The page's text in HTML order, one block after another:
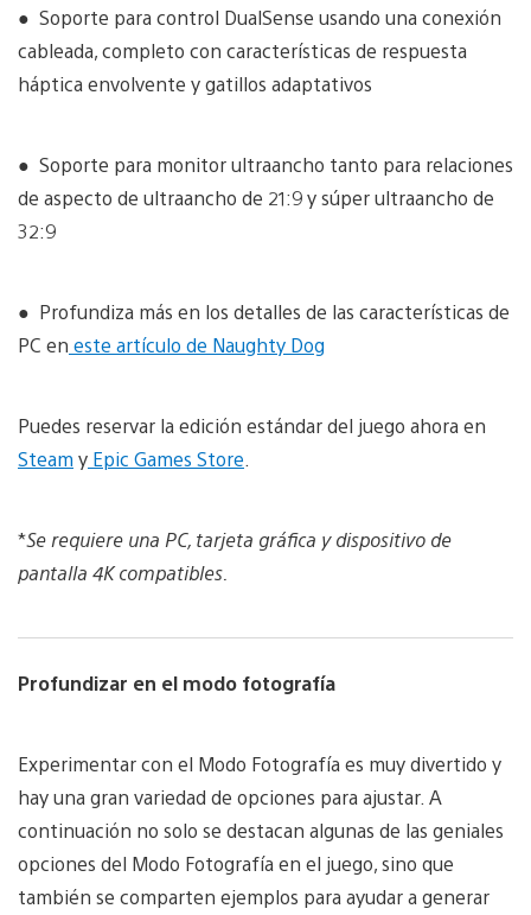
● Soporte para control DualSense usando una conexión
cableada, completo con características de respuesta
háptica envolvente y gatillos adaptativos
● Soporte para monitor ultraancho tanto para relaciones
de aspecto de ultraancho de 21:9 y súper ultraancho de
32:9
● Profundiza más en los detalles de las características de
PC en este artículo de Naughty Dog
Puedes reservar la edición estándar del juego ahora en
Steam y Epic Games Store
*Se requiere una PC, tarjeta gráfica y dispositivo de
pantalla 4K compatibles.
Profundizar en el modo fotografía
Experimentar con el Modo Fotografía es muy divertido y
hay una gran variedad de opciones para ajustar. A
continuación no solo se destacan algunas de las geniales
opciones del Modo Fotografía en el juego, sino que
también se comparten ejemplos para ayudar a generar